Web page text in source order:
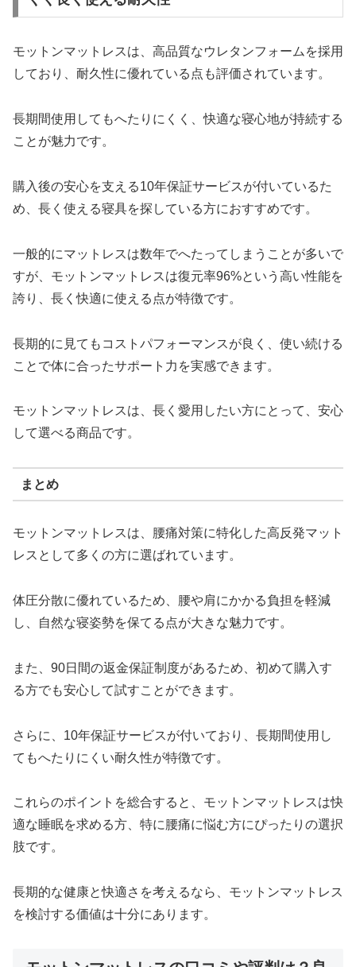
モットンマットレスは、高品質なウレタンフォームを採用
しており、耐久性に優れている点も評価されています。
長期間使用してもへたりにくく、快適な寝心地が持続する
ことが魅力です。
購入後の安心を支える10年保証サービスが付いているた
め、長く使える寝具を探している方におすすめです。
一般的にマットレスは数年でへたってしまうことが多いで
すが、モットンマットレスは復元率96%という高い性能を
誇り、長く快適に使える点が特徴です。
長期的に見てもコストパフォーマンスが良く、使い続ける
ことで体に合ったサポート力を実感できます。
モットンマットレスは、長く愛用したい方にとって、安心
して選べる商品です。
まとめ
モットンマットレスは、腰痛対策に特化した高反発マット
レスとして多くの方に選ばれています。
体圧分散に優れているため、腰や肩にかかる負担を軽減
し、自然な寝姿勢を保てる点が大きな魅力です。
また、90日間の返金保証制度があるため、初めて購入す
る方でも安心して試すことができます。
さらに、10年保証サービスが付いており、長期間使用し
てもへたりにくい耐久性が特徴です。
これらのポイントを総合すると、モットンマットレスは快
適な睡眠を求める方、特に腰痛に悩む方にぴったりの選択
肢です。
長期的な健康と快適さを考えるなら、モットンマットレス
を検討する価値は十分にあります。